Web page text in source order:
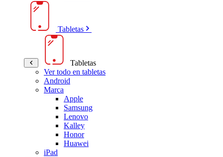
Tabletas
Tabletas
Ver todo en tabletas
Android
Marca
Apple
Samsung
Lenovo
Kalley
Honor
Huawei
iPad